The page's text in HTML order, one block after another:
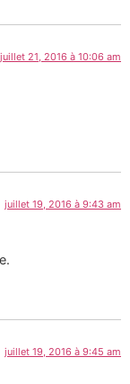
juillet 21, 2016 à 10:06 am
juillet 19, 2016 à 9:43 am
juillet 19, 2016 à 9:45 am